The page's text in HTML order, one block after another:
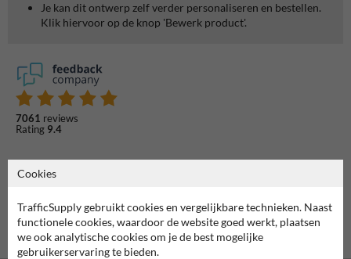
Je kan dit ontwerp zelf verder personaliseren en bestellen.
Klik hiervoor op de knop 'Bewerk product'.
7061 reviews
Rating 9.4
Cookies
TrafficSupply gebruikt cookies en vergelijkbare technieken. Naast
functionele cookies, waardoor de website goed werkt, plaatsen
we ook analytische cookies om je de best mogelijke
gebruikerservaring te bieden.